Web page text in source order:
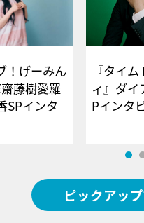
！げーみん
藤樹愛羅
SPインタ
『タイ
ィ』ダイ
Pイ
ピックアッ